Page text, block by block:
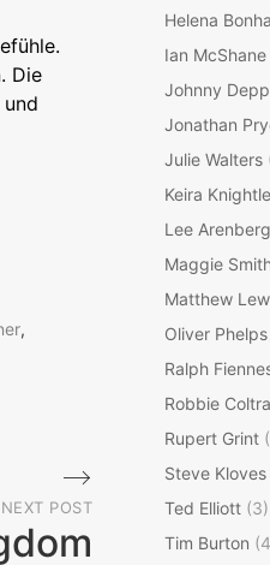
Die
,
NEXT POST
Helena
Ian McShane
Johnny Depp
Jonathan
Julie Walters
Keira
Lee Arenberg
Maggie
Matthew
Oliver Phelps
Ralph
Robbie
Rupert Grint
Steve Kloves
Ted Elliott (3)
Tim Burton